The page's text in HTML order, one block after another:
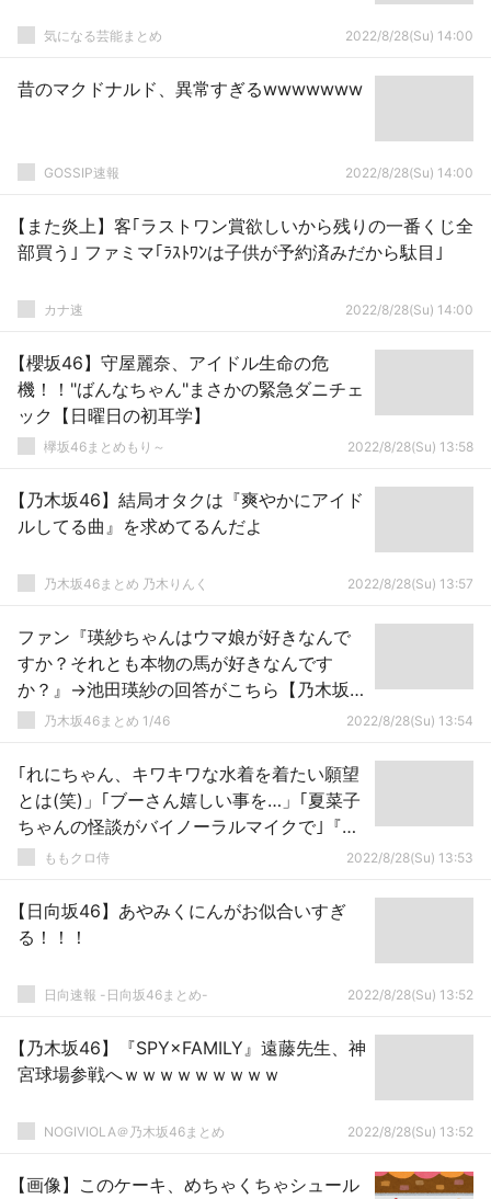
気になる芸能まとめ 2022/8/28(Su) 14:00
昔のマクドナルド、異常すぎるwwwwwww
GOSSIP速報 2022/8/28(Su) 14:00
【また炎上】客｢ラストワン賞欲しいから残りの一番くじ全
部買う｣ ファミマ｢ﾗｽﾄﾜﾝは子供が予約済みだから駄目｣
カナ速 2022/8/28(Su) 14:00
【櫻坂46】守屋麗奈、アイドル生命の危
機！！"ばんなちゃん"まさかの緊急ダニチェ
ック【日曜日の初耳学】
欅坂46まとめもり～ 2022/8/28(Su) 13:58
【乃木坂46】結局オタクは『爽やかにアイド
ルしてる曲』を求めてるんだよ
乃木坂46まとめ 乃木りんく 2022/8/28(Su) 13:57
ファン『瑛紗ちゃんはウマ娘が好きなんで
すか？それとも本物の馬が好きなんです
か？』→池田瑛紗の回答がこちら【乃木坂
46】乃木坂46まとめ 1/46 2022/8/28(Su) 13:54
｢れにちゃん、キワキワな水着を着たい願望
とは(笑)」｢ブーさん嬉しい事を…」｢夏菜子
ちゃんの怪談がバイノーラルマイクで｣『も
リフのじかん 第12回』実況まとめ！
ももクロ侍 2022/8/28(Su) 13:53
【日向坂46】あやみくにんがお似合いすぎ
る！！！
日向速報 -日向坂46まとめ- 2022/8/28(Su) 13:52
【乃木坂46】『SPY×FAMILY』遠藤先生、神
宮球場参戦へｗｗｗｗｗｗｗｗｗ
NOGIVIOLA＠乃木坂46まとめ 2022/8/28(Su) 13:52
【画像】このケーキ、めちゃくちゃシュール